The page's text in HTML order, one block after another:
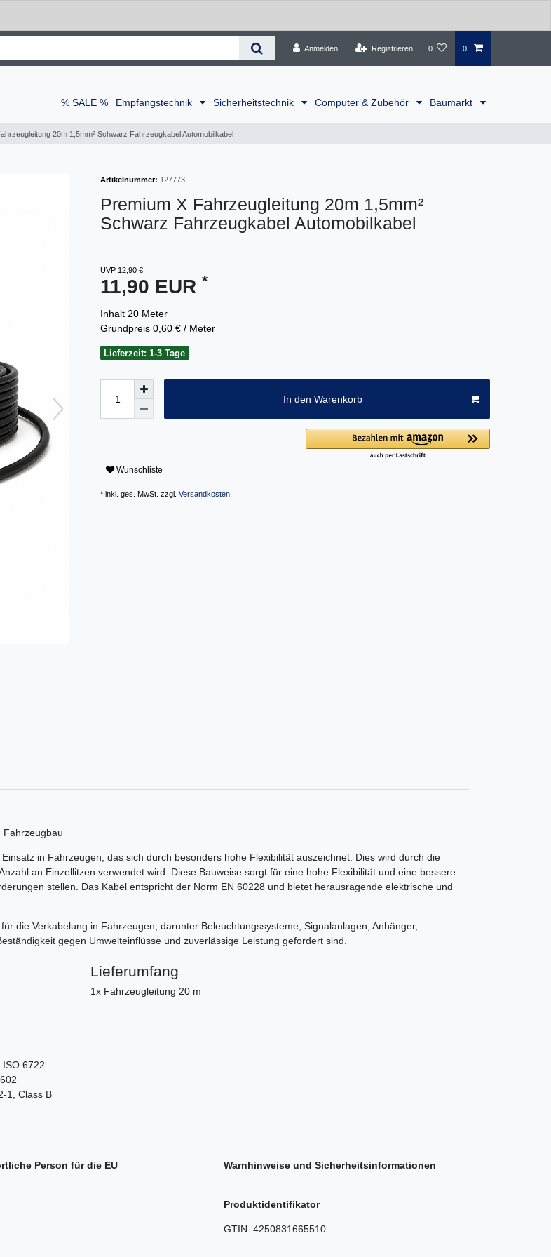
Anmelden Registrieren 0 0
% SALE % Empfangstechnik Sicherheitstechnik Computer & Zubehör Baumarkt
20m 1,5mm² Schwarz Fahrzeugkabel Automobilkabel
Artikelnummer: 127773
Premium X Fahrzeugleitung 20m 1,5mm²
Schwarz Fahrzeugkabel Automobilkabel
UVP 12,90 €
11,90 EUR *
Inhalt 20 Meter
Grundpreis 0,60 € / Meter
Lieferzeit: 1-3 Tage
In den Warenkorb
Wunschliste
* inkl. ges. MwSt. zzgl. Versandkosten
Fahrzeugbau
in Fahrzeugen, das sich durch besonders hohe Flexibilität auszeichnet. Dies wird durch die
an Einzellitzen verwendet wird. Diese Bauweise sorgt für eine hohe Flexibilität und eine bessere
stellen. Das Kabel entspricht der Norm EN 60228 und bietet herausragende elektrische und
die Verkabelung in Fahrzeugen, darunter Beleuchtungssysteme, Signalanlagen, Anhänger,
gegen Umwelteinflüsse und zuverlässige Leistung gefordert sind.
6722
1, Class B
Lieferumfang
1x Fahrzeugleitung 20 m
Person für die EU Warnhinweise und Sicherheitsinformationen
Produktidentifikator
GTIN: 4250831665510